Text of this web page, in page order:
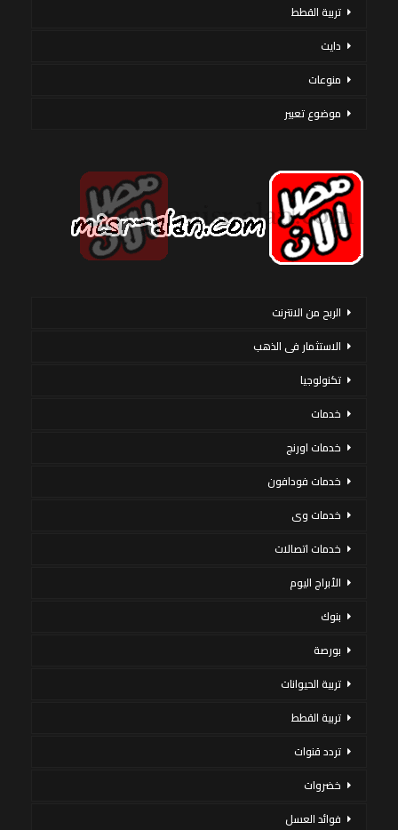
تربية القطط
دايت
منوعات
موضوع تعبير
الربح من الانترنت
الاستثمار فى الذهب
تكنولوجيا
خدمات
خدمات اورنج
خدمات فودافون
خدمات وى
خدمات اتصالات
الأبراج اليوم
بنوك
بورصة
تربية الحيوانات
تربية القطط
تردد قنوات
خضروات
فوائد العسل